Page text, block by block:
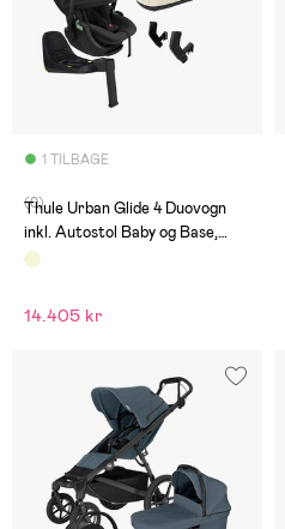
1 TILBAGE
(0)
Thule Urban Glide 4 Duovogn
inkl. Autostol Baby og Base,
Beige
14.405 kr